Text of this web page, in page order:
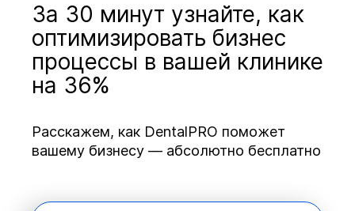
За 30 минут узнайте, как
оптимизировать бизнес
процессы в вашей клинике
на 36%
Расскажем, как DentalPRO поможет
вашему бизнесу — абсолютно бесплатно